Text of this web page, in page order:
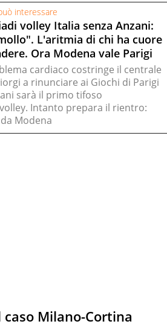
interessare
volley Italia senza Anzani:
L'aritmia di chi ha cuore
Ora Modena vale Parigi
cardiaco costringe il centrale
a rinunciare ai Giochi di Parigi
sarà il primo tifoso
Intanto prepara il rientro:
Modena
Milano-Cortina